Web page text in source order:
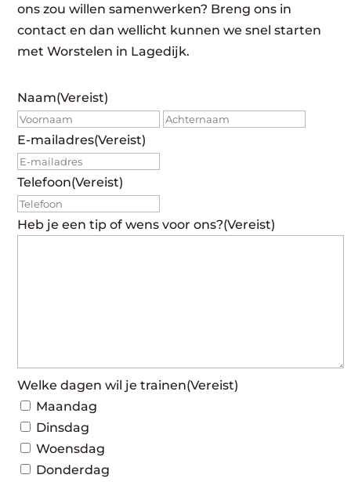
ons zou willen samenwerken? Breng ons in
contact en dan wellicht kunnen we snel starten
met Worstelen in Lagedijk.
Naam(Vereist)
Voornaam
E-mailadres(Vereist)
Telefoon(Vereist)
Heb je een tip of wens voor ons?(Vereist)
Welke dagen wil je trainen(Vereist)
Maandag
Dinsdag
Woensdag
Donderdag